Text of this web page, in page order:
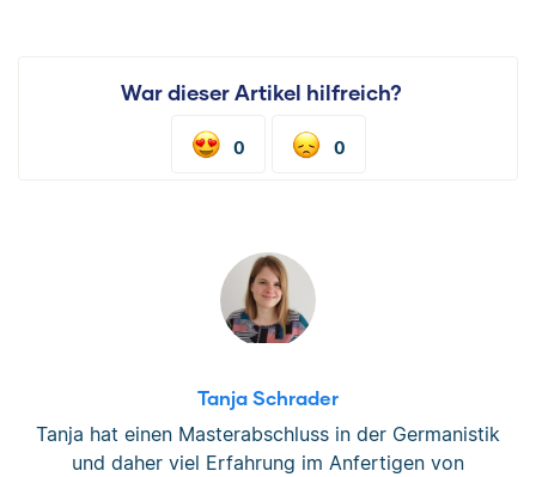
War dieser Artikel hilfreich?
0 0
Tanja Schrader
Tanja hat einen Masterabschluss in der Germanistik
und daher viel Erfahrung im Anfertigen von